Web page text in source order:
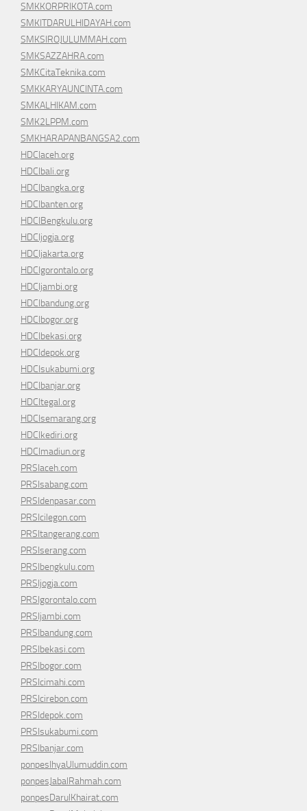
SMKKORPRIKOTA.com
SMKITDARULHIDAYAH.com
SMKSIROJULUMMAH.com
SMKSAZZAHRA.com
SMKCitaTeknika.com
SMKKARYAUNCINTA.com
SMKALHIKAM.com
SMK2LPPM.com
SMKHARAPANBANGSA2.com
HDCIaceh.org
HDCIbali.org
HDCIbangka.org
HDCIbanten.org
HDCIBengkulu.org
HDCIjogja.org
HDCIjakarta.org
HDCIgorontalo.org
HDCIjambi.org
HDCIbandung.org
HDCIbogor.org
HDCIbekasi.org
HDCIdepok.org
HDCIsukabumi.org
HDCIbanjar.org
HDCItegal.org
HDCIsemarang.org
HDCIkediri.org
HDCImadiun.org
PRSIaceh.com
PRSIsabang.com
PRSIdenpasar.com
PRSIcilegon.com
PRSItangerang.com
PRSIserang.com
PRSIbengkulu.com
PRSIjogja.com
PRSIgorontalo.com
PRSIjambi.com
PRSIbandung.com
PRSIbekasi.com
PRSIbogor.com
PRSIcimahi.com
PRSIcirebon.com
PRSIdepok.com
PRSIsukabumi.com
PRSIbanjar.com
ponpesIhyaUlumuddin.com
ponpesJabalRahmah.com
ponpesDarulKhairat.com